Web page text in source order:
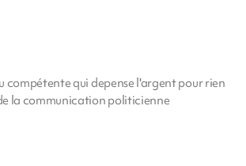
compétente qui depense l'argent pour rien
la communication politicienne